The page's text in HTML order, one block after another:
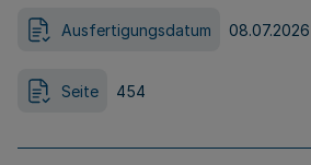
Ausfertigungsdatum 08.07.2026
Seite 454